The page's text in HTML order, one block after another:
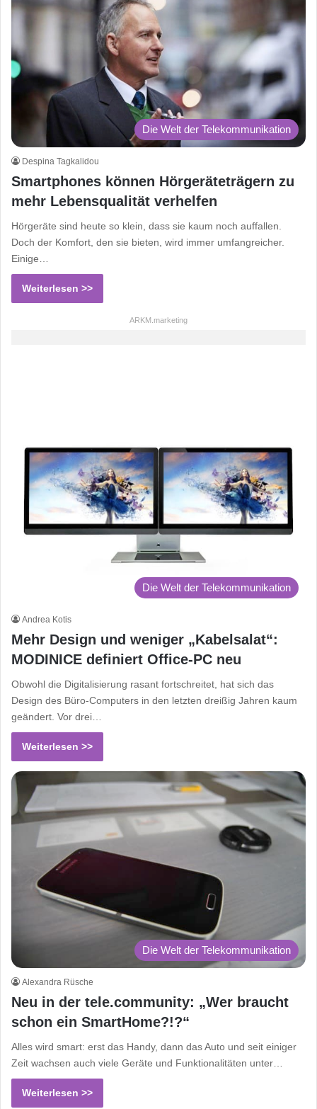
Die Welt der Telekommunikation
Despina Tagkalidou
Smartphones können Hörgeräteträgern zu
mehr Lebensqualität verhelfen
Hörgeräte sind heute so klein, dass sie kaum noch auffallen.
Doch der Komfort, den sie bieten, wird immer umfangreicher.
Einige…
Weiterlesen >>
ARKM.marketing
Die Welt der Telekommunikation
Andrea Kotis
Mehr Design und weniger „Kabelsalat“:
MODINICE definiert Office-PC neu
Obwohl die Digitalisierung rasant fortschreitet, hat sich das
Design des Büro-Computers in den letzten dreißig Jahren kaum
geändert. Vor drei…
Weiterlesen >>
Die Welt der Telekommunikation
Alexandra Rüsche
Neu in der tele.community: „Wer braucht
schon ein SmartHome?!?“
Alles wird smart: erst das Handy, dann das Auto und seit einiger
Zeit wachsen auch viele Geräte und Funktionalitäten unter…
Weiterlesen >>